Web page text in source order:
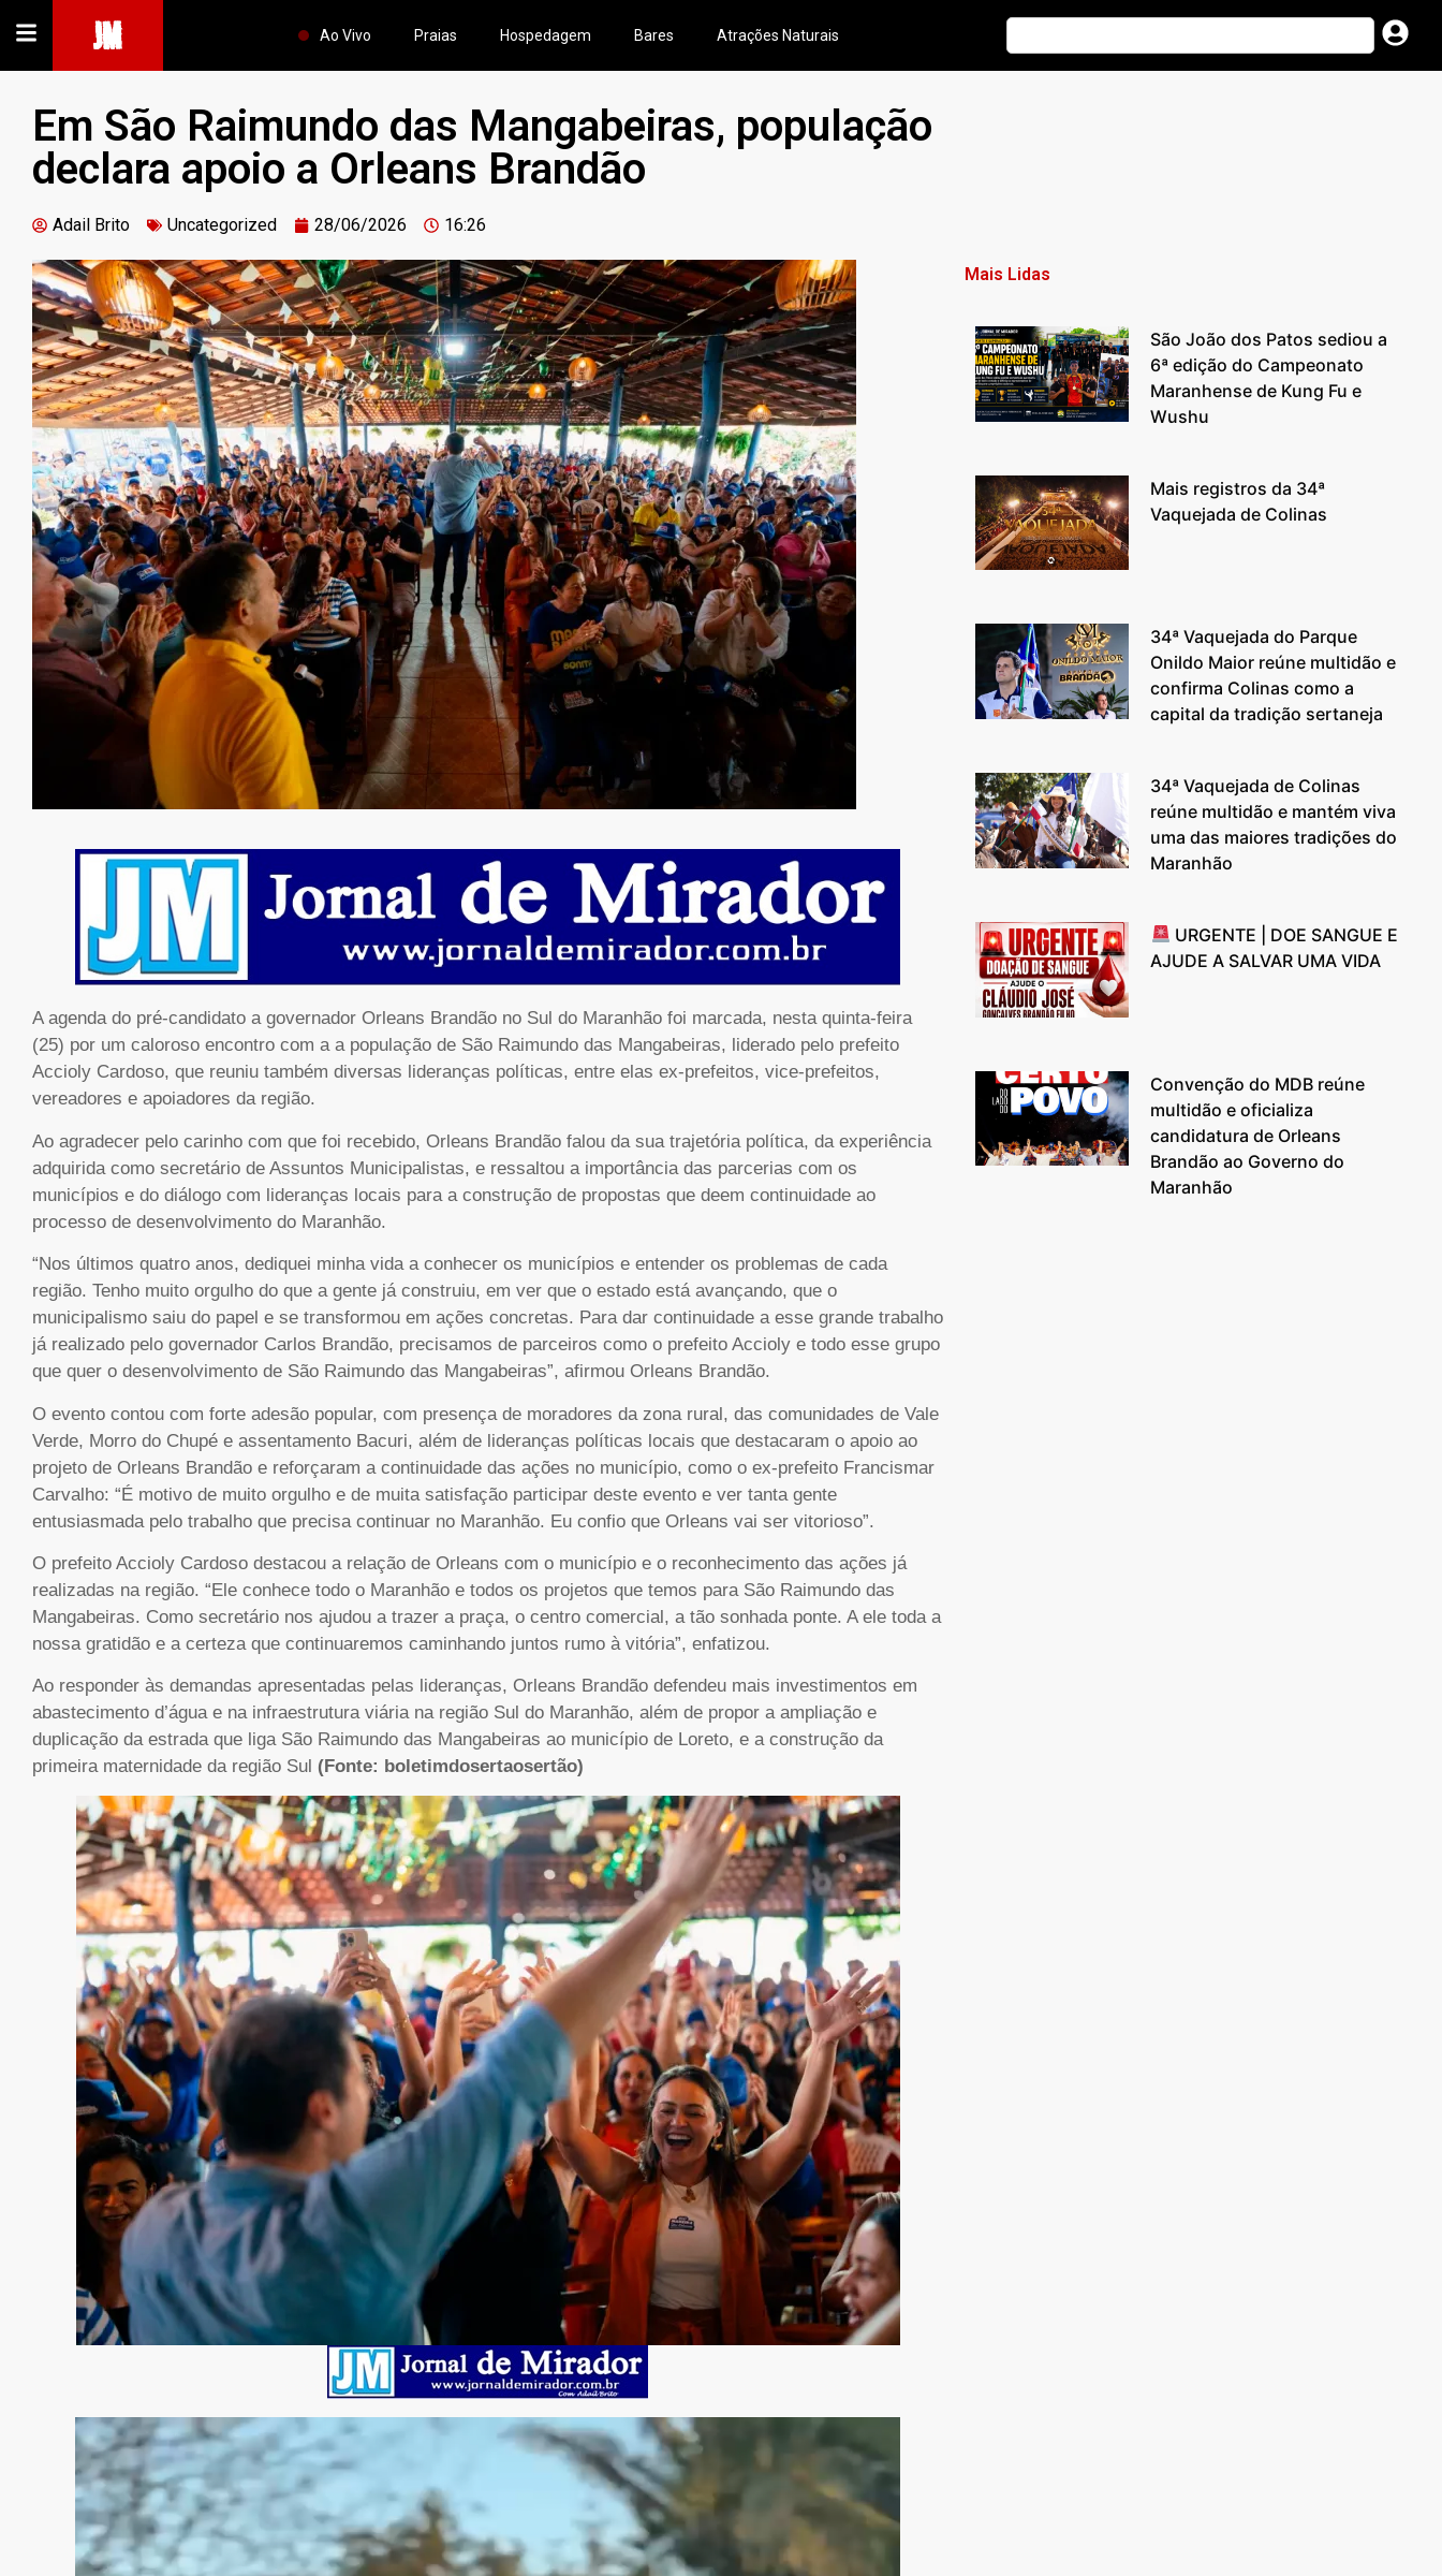
JM Ao Vivo Praias Hospedagem Bares Atrações Naturais
Em São Raimundo das Mangabeiras, população
declara apoio a Orleans Brandão
Adail Brito Uncategorized 28/06/2026 16:26
A agenda do pré-candidato a governador Orleans Brandão no Sul do Maranhão foi marcada, nesta quinta-feira
(25) por um caloroso encontro com a a população de São Raimundo das Mangabeiras, liderado pelo prefeito
Accioly Cardoso, que reuniu também diversas lideranças políticas, entre elas ex-prefeitos, vice-prefeitos,
vereadores e apoiadores da região.
Ao agradecer pelo carinho com que foi recebido, Orleans Brandão falou da sua trajetória política, da experiência
adquirida como secretário de Assuntos Municipalistas, e ressaltou a importância das parcerias com os
municípios e do diálogo com lideranças locais para a construção de propostas que deem continuidade ao
processo de desenvolvimento do Maranhão.
“Nos últimos quatro anos, dediquei minha vida a conhecer os municípios e entender os problemas de cada
região. Tenho muito orgulho do que a gente já construiu, em ver que o estado está avançando, que o
municipalismo saiu do papel e se transformou em ações concretas. Para dar continuidade a esse grande trabalho
já realizado pelo governador Carlos Brandão, precisamos de parceiros como o prefeito Accioly e todo esse grupo
que quer o desenvolvimento de São Raimundo das Mangabeiras”, afirmou Orleans Brandão.
O evento contou com forte adesão popular, com presença de moradores da zona rural, das comunidades de Vale
Verde, Morro do Chupé e assentamento Bacuri, além de lideranças políticas locais que destacaram o apoio ao
projeto de Orleans Brandão e reforçaram a continuidade das ações no município, como o ex-prefeito Francismar
Carvalho: “É motivo de muito orgulho e de muita satisfação participar deste evento e ver tanta gente
entusiasmada pelo trabalho que precisa continuar no Maranhão. Eu confio que Orleans vai ser vitorioso”.
O prefeito Accioly Cardoso destacou a relação de Orleans com o município e o reconhecimento das ações já
realizadas na região. “Ele conhece todo o Maranhão e todos os projetos que temos para São Raimundo das
Mangabeiras. Como secretário nos ajudou a trazer a praça, o centro comercial, a tão sonhada ponte. A ele toda a
nossa gratidão e a certeza que continuaremos caminhando juntos rumo à vitória”, enfatizou.
Ao responder às demandas apresentadas pelas lideranças, Orleans Brandão defendeu mais investimentos em
abastecimento d’água e na infraestrutura viária na região Sul do Maranhão, além de propor a ampliação e
duplicação da estrada que liga São Raimundo das Mangabeiras ao município de Loreto, e a construção da
primeira maternidade da região Sul (Fonte: boletimdosertaosertão)
Mais Lidas
São João dos Patos sediou a
6ª edição do Campeonato
Maranhense de Kung Fu e
Wushu
Mais registros da 34ª
Vaquejada de Colinas
34ª Vaquejada do Parque
Onildo Maior reúne multidão e
confirma Colinas como a
capital da tradição sertaneja
34ª Vaquejada de Colinas
reúne multidão e mantém viva
uma das maiores tradições do
Maranhão
URGENTE | DOE SANGUE E
AJUDE A SALVAR UMA VIDA
Convenção do MDB reúne
multidão e oficializa
candidatura de Orleans
Brandão ao Governo do
Maranhão